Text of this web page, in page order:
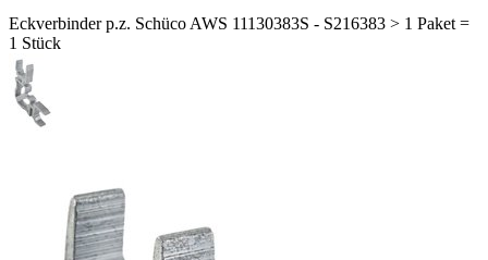
Eckverbinder p.z. Schüco AWS 11130383S - S216383 > 1 Paket =
1 Stück